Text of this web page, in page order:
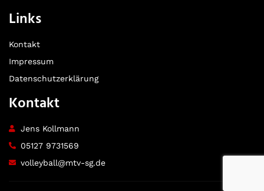
Links
Kontakt
Impressum
Datenschutzerklärung
Kontakt
Jens Kollmann
05127 9731569
volleyball@mtv-sg.de